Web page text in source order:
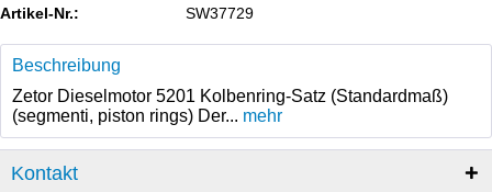
Artikel-Nr.: SW37729
Beschreibung
Zetor Dieselmotor 5201 Kolbenring-Satz (Standardmaß)
(segmenti, piston rings) Der... mehr
Kontakt